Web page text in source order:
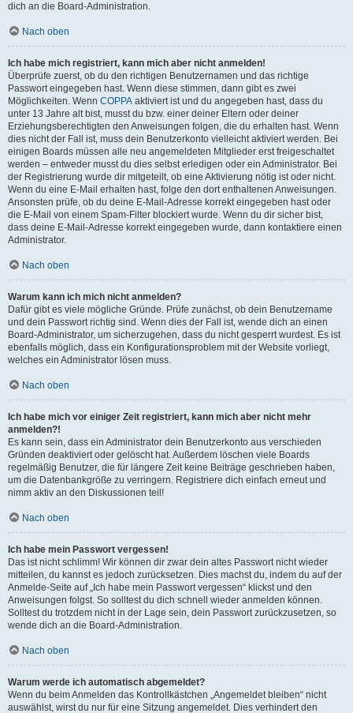
dich an die Board-Administration.
Nach oben
Ich habe mich registriert, kann mich aber nicht anmelden!
Überprüfe zuerst, ob du den richtigen Benutzernamen und das richtige
Passwort eingegeben hast. Wenn diese stimmen, dann gibt es zwei
Möglichkeiten. Wenn COPPA aktiviert ist und du angegeben hast, dass du
unter 13 Jahre alt bist, musst du bzw. einer deiner Eltern oder deiner
Erziehungsberechtigten den Anweisungen folgen, die du erhalten hast. Wenn
dies nicht der Fall ist, muss dein Benutzerkonto vielleicht aktiviert werden. Bei
einigen Boards müssen alle neu angemeldeten Mitglieder erst freigeschaltet
werden – entweder musst du dies selbst erledigen oder ein Administrator. Bei
der Registrierung wurde dir mitgeteilt, ob eine Aktivierung nötig ist oder nicht.
Wenn du eine E-Mail erhalten hast, folge den dort enthaltenen Anweisungen.
Ansonsten prüfe, ob du deine E-Mail-Adresse korrekt eingegeben hast oder
die E-Mail von einem Spam-Filter blockiert wurde. Wenn du dir sicher bist,
dass deine E-Mail-Adresse korrekt eingegeben wurde, dann kontaktiere einen
Administrator.
Nach oben
Warum kann ich mich nicht anmelden?
Dafür gibt es viele mögliche Gründe. Prüfe zunächst, ob dein Benutzername
und dein Passwort richtig sind. Wenn dies der Fall ist, wende dich an einen
Board-Administrator, um sicherzugehen, dass du nicht gesperrt wurdest. Es ist
ebenfalls möglich, dass ein Konfigurationsproblem mit der Website vorliegt,
welches ein Administrator lösen muss.
Nach oben
Ich habe mich vor einiger Zeit registriert, kann mich aber nicht mehr
anmelden?!
Es kann sein, dass ein Administrator dein Benutzerkonto aus verschieden
Gründen deaktiviert oder gelöscht hat. Außerdem löschen viele Boards
regelmäßig Benutzer, die für längere Zeit keine Beiträge geschrieben haben,
um die Datenbankgröße zu verringern. Registriere dich einfach erneut und
nimm aktiv an den Diskussionen teil!
Nach oben
Ich habe mein Passwort vergessen!
Das ist nicht schlimm! Wir können dir zwar dein altes Passwort nicht wieder
mitteilen, du kannst es jedoch zurücksetzen. Dies machst du, indem du auf der
Anmelde-Seite auf „Ich habe mein Passwort vergessen“ klickst und den
Anweisungen folgst. So solltest du dich schnell wieder anmelden können.
Solltest du trotzdem nicht in der Lage sein, dein Passwort zurückzusetzen, so
wende dich an die Board-Administration.
Nach oben
Warum werde ich automatisch abgemeldet?
Wenn du beim Anmelden das Kontrollkästchen „Angemeldet bleiben“ nicht
auswählst, wirst du nur für eine Sitzung angemeldet. Dies verhindert den